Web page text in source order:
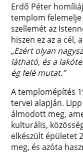
Erdő Péter
templom felemelje
szellemét az
hiszen ez az a cél,
„Ezért olyan
látható, és a
ég felé mutat.”
A templomépítés
tervei alapján.
álmodott meg,
kulturális,
elkészült épületet
meg, és azóta